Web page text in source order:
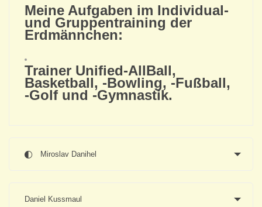
Meine Aufgaben im Individual-
und Gruppentraining der
Erdmännchen:
Trainer Unified-AllBall,
Basketball, -Bowling, -Fußball,
-Golf und -Gymnastik.
Miroslav Danihel
Daniel Kussmaul